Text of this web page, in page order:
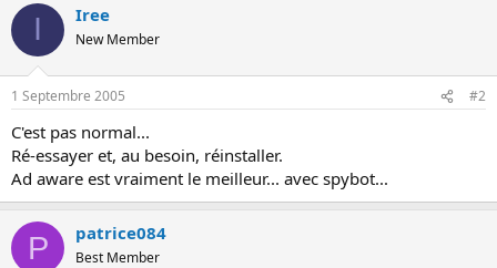
I Iree
New Member
1 Septembre 2005 #2
C'est pas normal...
Ré-essayer et, au besoin, réinstaller.
Ad aware est vraiment le meilleur... avec spybot...
P patrice084
Best Member